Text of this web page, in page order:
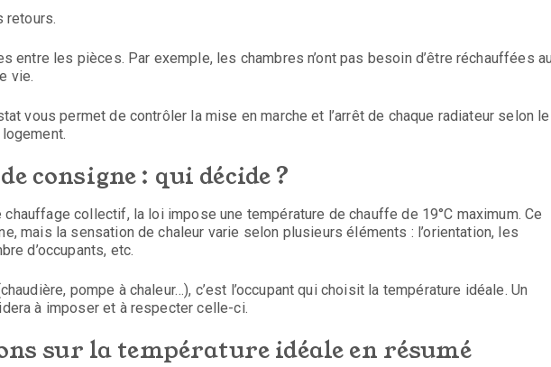
retours.
entre les pièces. Par exemple, les chambres n’ont pas besoin d’être réchauffées
vie.
vous permet de contrôler la mise en marche et l’arrêt de chaque radiateur selon
consigne : qui décide ?
collectif, la loi impose une température de chauffe de 19°C maximum. Ce
mais la sensation de chaleur varie selon plusieurs éléments : l’orientation, les
d’occupants, etc.
pompe à chaleur…), c’est l’occupant qui choisit la température idéale. Un
à imposer et à respecter celle-ci.
sur la température idéale en résumé